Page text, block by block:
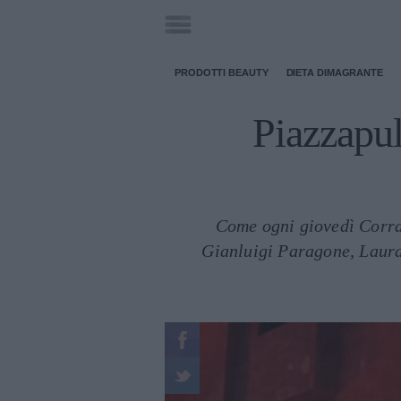
PRODOTTI BEAUTY DIETA DIMAGRANTE
Come ogni giovedì
Gianluigi Paragone,